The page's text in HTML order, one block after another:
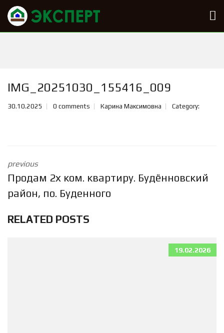
IMG_20251030_155416_009
30.10.2025 0 comments Карина Максимовна Category:
previous
Продам 2х ком. квартиру. Будённовский
район, по. Буденного
RELATED POSTS
19.02.2026